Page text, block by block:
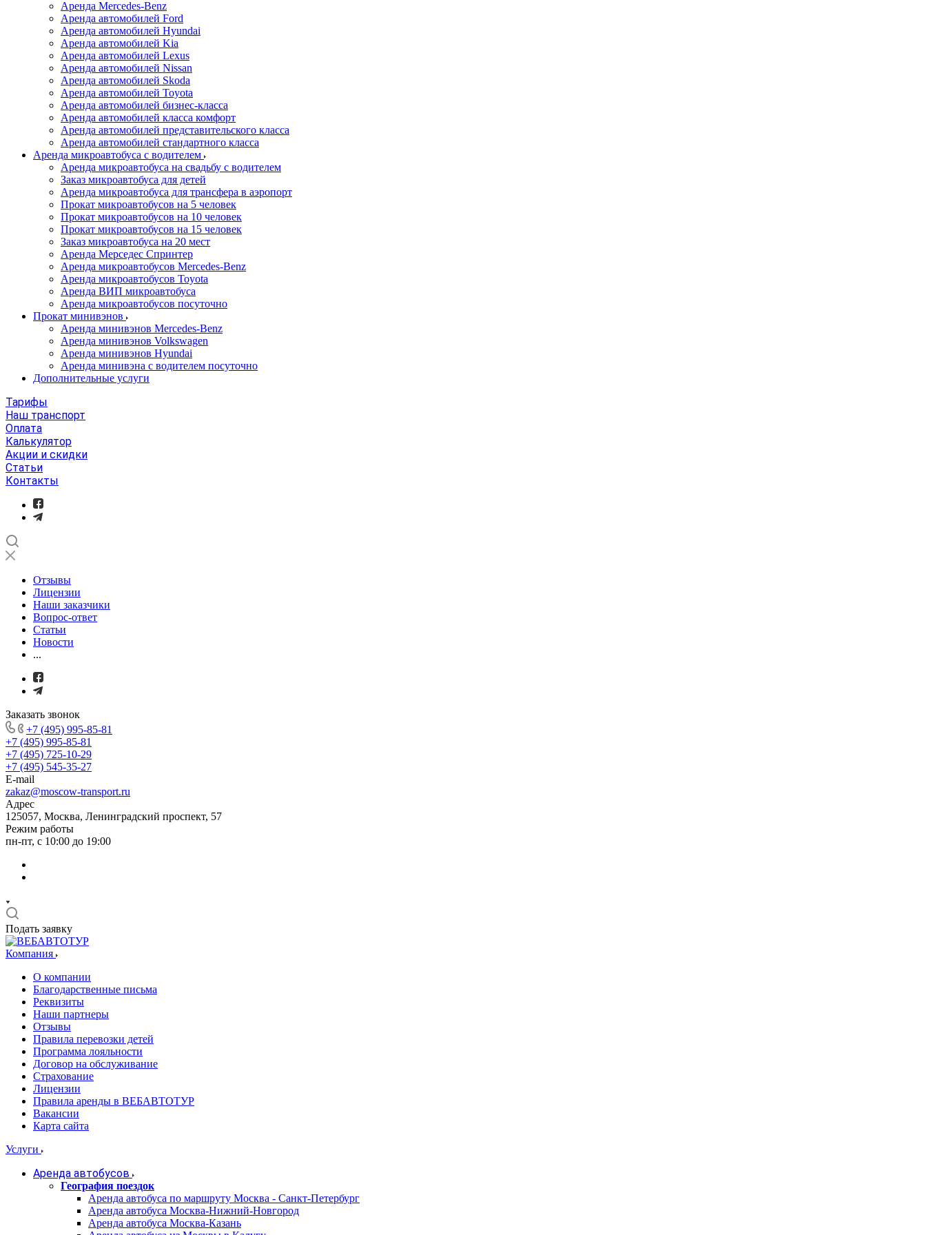
Аренда Mercedes-Benz
Аренда автомобилей Ford
Аренда автомобилей Hyundai
Аренда автомобилей Kia
Аренда автомобилей Lexus
Аренда автомобилей Nissan
Аренда автомобилей Skoda
Аренда автомобилей Toyota
Аренда автомобилей бизнес-класса
Аренда автомобилей класса комфорт
Аренда автомобилей представительского класса
Аренда автомобилей стандартного класса
Аренда микроавтобуса с водителем
Аренда микроавтобуса на свадьбу с водителем
Заказ микроавтобуса для детей
Аренда микроавтобуса для трансфера в аэропорт
Прокат микроавтобусов на 5 человек
Прокат микроавтобусов на 10 человек
Прокат микроавтобусов на 15 человек
Заказ микроавтобуса на 20 мест
Аренда Мерседес Спринтер
Аренда микроавтобусов Mercedes-Benz
Аренда микроавтобусов Toyota
Аренда ВИП микроавтобуса
Аренда микроавтобусов посуточно
Прокат минивэнов
Аренда минивэнов Mercedes-Benz
Аренда минивэнов Volkswagen
Аренда минивэнов Hyundai
Аренда минивэна с водителем посуточно
Дополнительные услуги
Тарифы
Наш транспорт
Оплата
Калькулятор
Акции и скидки
Статьи
Контакты
Отзывы
Лицензии
Наши заказчики
Вопрос-ответ
Статьи
Новости
...
Заказать звонок
+7 (495) 995-85-81
+7 (495) 995-85-81
+7 (495) 725-10-29
+7 (495) 545-35-27
E-mail
zakaz@moscow-transport.ru
Адрес
125057, Москва, Ленинградский проспект, 57
Режим работы
пн-пт, с 10:00 до 19:00
Подать заявку
Компания
О компании
Благодарственные письма
Реквизиты
Наши партнеры
Отзывы
Правила перевозки детей
Программа лояльности
Договор на обслуживание
Страхование
Лицензии
Правила аренды в ВЕБАВТОТУР
Вакансии
Карта сайта
Услуги
Аренда автобусов
География поездок
Аренда автобуса по маршруту Москва - Санкт-Петербург
Аренда автобуса Москва-Нижний-Новгород
Аренда автобуса Москва-Казань